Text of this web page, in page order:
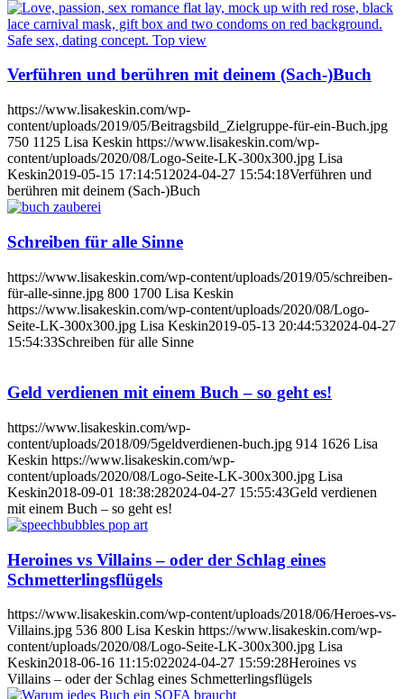
Verführen und berühren mit deinem (Sach-)Buch
https://www.lisakeskin.com/wp-
content/uploads/2019/05/Beitragsbild_Zielgruppe-für-ein-Buch.jpg
750 1125 Lisa Keskin https://www.lisakeskin.com/wp-
content/uploads/2020/08/Logo-Seite-LK-300x300.jpg Lisa
Keskin2019-05-15 17:14:51 2024-04-27 15:54:18Verführen und
berühren mit deinem (Sach-)Buch
Schreiben für alle Sinne
https://www.lisakeskin.com/wp-content/uploads/2019/05/schreiben-
für-alle-sinne.jpg 800 1700 Lisa Keskin
https://www.lisakeskin.com/wp-content/uploads/2020/08/Logo-
Seite-LK-300x300.jpg Lisa Keskin2019-05-13 20:44:532024-04-27
15:54:33Schreiben für alle Sinne
Geld verdienen mit einem Buch – so geht es!
https://www.lisakeskin.com/wp-
content/uploads/2018/09/5geldverdienen-buch.jpg 914 1626 Lisa
Keskin https://www.lisakeskin.com/wp-
content/uploads/2020/08/Logo-Seite-LK-300x300.jpg Lisa
Keskin2018-09-01 18:38:282024-04-27 15:55:43Geld verdienen
mit einem Buch – so geht es!
Heroines vs Villains – oder der Schlag eines
Schmetterlingsflügels
https://www.lisakeskin.com/wp-content/uploads/2018/06/Heroes-vs-
Villains.jpg 536 800 Lisa Keskin https://www.lisakeskin.com/wp-
content/uploads/2020/08/Logo-Seite-LK-300x300.jpg Lisa
Keskin2018-06-16 11:15:022024-04-27 15:59:28Heroines vs
Villains – oder der Schlag eines Schmetterlingsflügels